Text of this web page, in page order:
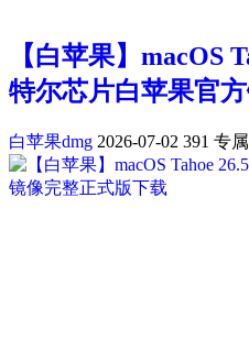
【白苹果】macOS
特尔芯片白苹果官
白苹果dmg 2026-07-02 391 专属